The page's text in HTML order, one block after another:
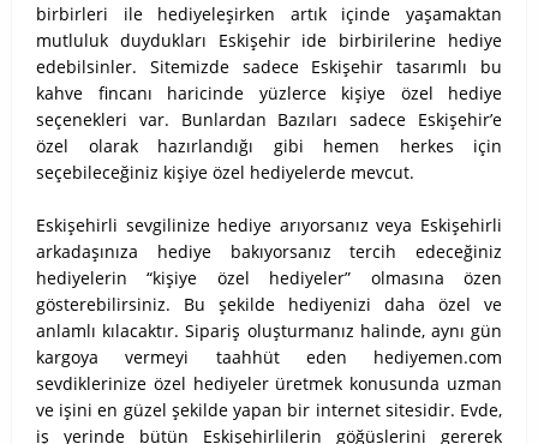
birbirleri ile hediyeleşirken artık içinde yaşamaktan
mutluluk duydukları Eskişehir ide birbirilerine hediye
edebilsinler. Sitemizde sadece Eskişehir tasarımlı bu
kahve fincanı haricinde yüzlerce kişiye özel hediye
seçenekleri var. Bunlardan Bazıları sadece Eskişehir’e
özel olarak hazırlandığı gibi hemen herkes için
seçebileceğiniz kişiye özel hediyelerde mevcut.
Eskişehirli sevgilinize hediye arıyorsanız veya Eskişehirli
arkadaşınıza hediye bakıyorsanız tercih edeceğiniz
hediyelerin “kişiye özel hediyeler” olmasına özen
gösterebilirsiniz. Bu şekilde hediyenizi daha özel ve
anlamlı kılacaktır. Sipariş oluşturmanız halinde, aynı gün
kargoya vermeyi taahhüt eden hediyemen.com
sevdiklerinize özel hediyeler üretmek konusunda uzman
ve işini en güzel şekilde yapan bir internet sitesidir. Evde,
iş yerinde bütün Eskişehirlilerin göğüslerini gererek